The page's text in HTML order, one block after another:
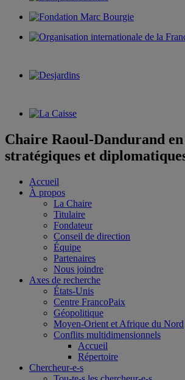
Chaire Raoul-Dandurand en
stratégiques et
Accueil
À propos
La Chaire
Titulaire
Fondateur
Conseil de direction
Équipe
Partenaires
Nous joindre
Axes de recherche
États-Unis
Centre FrancoPaix
Géopolitique
Moyen-Orient et Afrique du Nord
Conflits multidimensionnels
Accueil
Répertoire
Chercheur-e-s